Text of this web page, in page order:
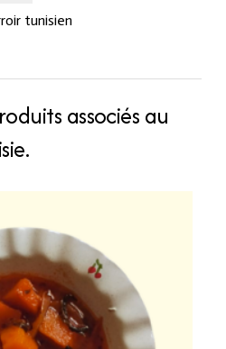
tunisien
associés au